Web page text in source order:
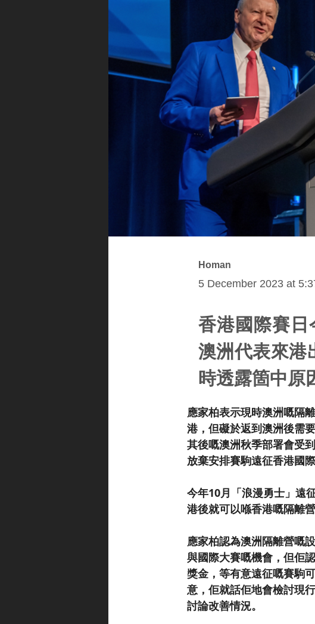
Homan
5 December 2023 at
香港國際賽日
澳洲代表來港
時透露箇中原
應家柏表示現時澳洲嘅隔
港，但礙於返到澳洲後需
其後嘅澳洲秋季部署會受
放棄安排賽駒遠征香港國際
今年10月「浪漫勇士」遠
港後就可以喺香港嘅隔離
應家柏認為澳洲隔離營嘅
與國際大賽嘅機會，但佢
獎金，等有意遠征嘅賽駒
意，佢就話佢地會檢討現
討論改善情況。